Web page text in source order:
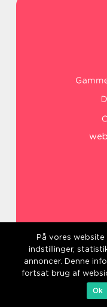
På vores
indstillinger,
annoncer. Denne
fortsat brug af
Ok